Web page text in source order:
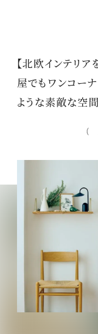
【北欧インテリア
屋でもワンコー
ような素敵な空間